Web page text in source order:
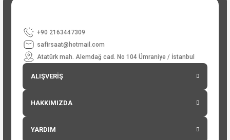
+90 2163447309
safirsaat@hotmail.com
Atatürk mah. Alemdağ cad. No 104 Ümraniye / İstanbul
ALIŞVERİŞ
HAKKIMIZDA
YARDIM